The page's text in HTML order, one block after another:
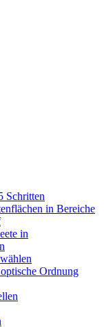
Schritten
in Bereiche
in
Ordnung